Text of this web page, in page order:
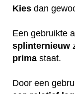
Kies dan
Een gebruikte
splinternieuw
prima staat.
Door een